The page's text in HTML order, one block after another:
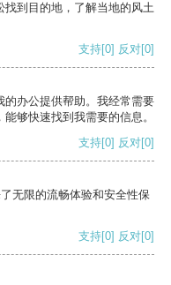
找到目的地，了解当地的风土
支持[0] 反对[0]
的办公提供帮助。我经常需要
够快速找到我需要的信息。
支持[0] 反对[0]
无限的流畅体验和安全性保
支持[0] 反对[0]